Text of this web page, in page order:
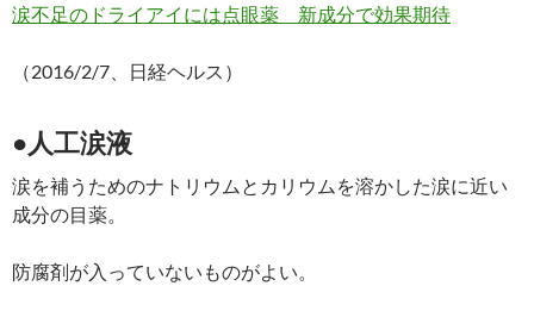
涙不足のドライアイには点眼薬 新成分で効果期待
（2016/2/7、日経ヘルス）
●人工涙液
涙を補うためのナトリウムとカリウムを溶かした涙に近い
成分の目薬。
防腐剤が入っていないものがよい。